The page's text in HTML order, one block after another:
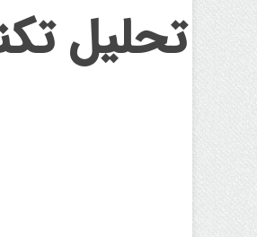
تحلیل